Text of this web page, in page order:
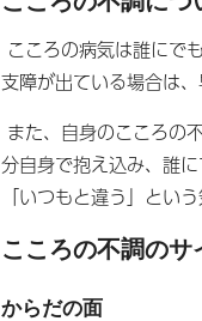
こころの病気は誰にで
支障が出ている場合は
また、自身のこころの
分自身で抱え込み、誰
「いつもと違う」とい
こころの不調のサ
からだの面